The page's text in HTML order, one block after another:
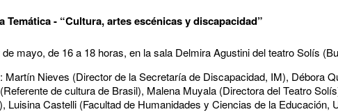
Temática - “Cultura, artes escénicas y discapacidad”
mayo, de 16 a 18 horas, en la sala Delmira Agustini del teatro Solís
Martín Nieves (Director de la Secretaría de Discapacidad, IM), Débora
de cultura de Brasil), Malena Muyala (Directora del Teatro
Luisina Castelli (Facultad de Humanidades y Ciencias de la Educación,